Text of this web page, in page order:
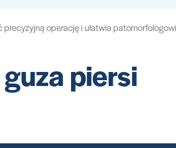
operację i ułatwia
piersi